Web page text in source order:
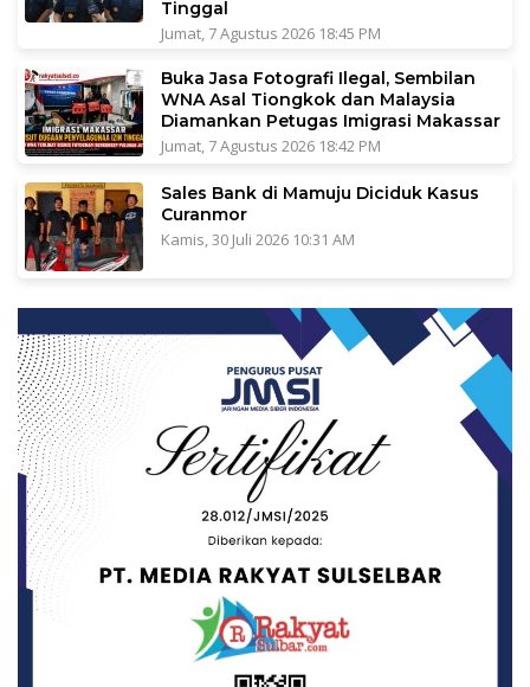
Tinggal
Jumat, 7 Agustus 2026 18:45 PM
Buka Jasa Fotografi Ilegal, Sembilan
WNA Asal Tiongkok dan Malaysia
Diamankan Petugas Imigrasi Makassar
Jumat, 7 Agustus 2026 18:42 PM
Sales Bank di Mamuju Diciduk Kasus
Curanmor
Kamis, 30 Juli 2026 10:31 AM